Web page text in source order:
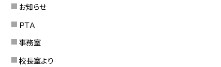
お知らせ
ＰＴＡ
事務室
校長室より